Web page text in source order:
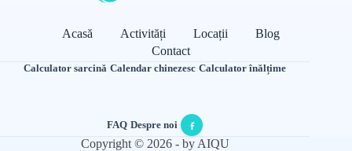
Acasă Activități Locații
Blog
Contact
Calculator sarcină·Calendar chinezesc·Calculator înălțime
FAQ·Despre noi·
Copyright © 2026 - by AIQU